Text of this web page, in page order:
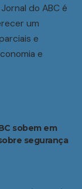
do ABC é
um
e
e
sobem em
segurança